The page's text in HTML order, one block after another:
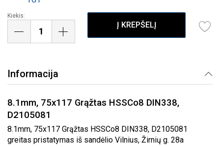
Kiekis:
Į KREPŠELĮ
Informacija
8.1mm, 75x117 Grąžtas HSSCo8 DIN338,
D2105081
8.1mm, 75x117 Grąžtas HSSCo8 DIN338, D2105081
greitas pristatymas iš sandėlio Vilnius, Žirnių g. 28a